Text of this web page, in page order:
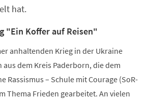
hat.
"Ein Koffer auf Reisen"
anhaltenden Krieg in der Ukraine
dem Kreis Paderborn, die dem
Rassismus – Schule mit Courage (SoR-
Thema Frieden gearbeitet. An vielen